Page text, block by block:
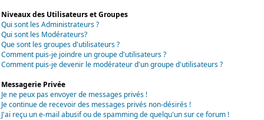
Niveaux des Utilisateurs et Groupes
Qui sont les Administrateurs ?
Qui sont les Modérateurs?
Que sont les groupes d'utilisateurs ?
Comment puis-je joindre un groupe d'utilisateurs ?
Comment puis-je devenir le modérateur d'un groupe d'utilisateurs ?
Messagerie Privée
Je ne peux pas envoyer de messages privés !
Je continue de recevoir des messages privés non-désirés !
J'ai reçu un e-mail abusif ou de spamming de quelqu'un sur ce forum !